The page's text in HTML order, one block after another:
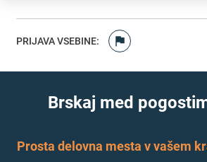
PRIJAVA VSEBINE:
Brskaj med
Prosta delovna mesta v vašem